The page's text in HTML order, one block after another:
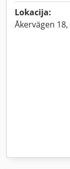
Lokacija:
Åkervägen